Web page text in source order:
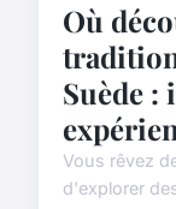
Où
Suède :
Vous rêvez
d'explorer